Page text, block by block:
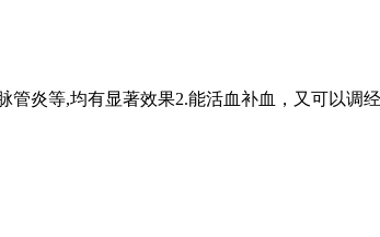
炎等,均有显著效果2.能活血补血，又可以调